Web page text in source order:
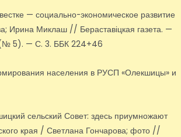
— социально-экономическое развитие
Ирина Миклаш // Бераставіцкая газета. —
(№ 5). — С. 3. ББК 224+46
населения в РУСП «Олекшицы» и
сельский Совет: здесь приумножают
края / Светлана Гончарова; фото //